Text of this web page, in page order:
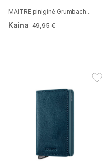
MAITRE piniginė Grumbach...
Kaina 49,95 €